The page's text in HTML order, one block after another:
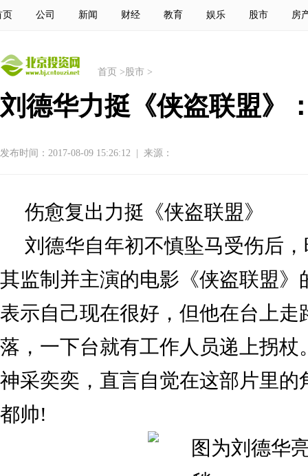
页 公司 新闻 财经 教育 娱乐 股市 房
首页 >股市 >
刘德华力挺《侠盗联盟》
发布时间：2017-08-09 15:26:12 来源：
伤愈复出力挺《侠盗联盟》
刘德华自年初不慎坠马受伤后
其监制并主演的电影《侠盗联盟》
表示自己现在很好，但他在台上走
落，一下台就有工作人员递上拐杖
神采奕奕，直言自觉在这部片里的
都帅!